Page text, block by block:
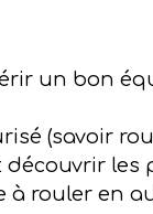
un bon
(savoir
les
à rouler en